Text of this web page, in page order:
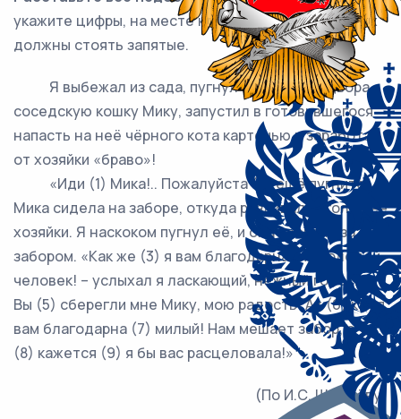
укажите цифры, на месте которых в предложениях
должны стоять запятые.
Я выбежал из сада, пугнул со стороны двора
соседскую кошку Мику, запустил в готовившегося
напасть на неё чёрного кота картечью и заработал
от хозяйки «браво»!
«Иди (1) Мика!.. Пожалуйста (2) ещё пугните!..»
Мика сидела на заборе, откуда разливался голос её
хозяйки. Я наскоком пугнул её, и она пропала за
забором. «Как же (3) я вам благодарна (4) молодой
человек! – услыхал я ласкающий, нежный голос. –
Вы (5) сберегли мне Мику, мою радость! Ах (6) как я
вам благодарна (7) милый! Нам мешает забор, а то
(8) кажется (9) я бы вас расцеловала!»
(По И.С. Шмелёву)